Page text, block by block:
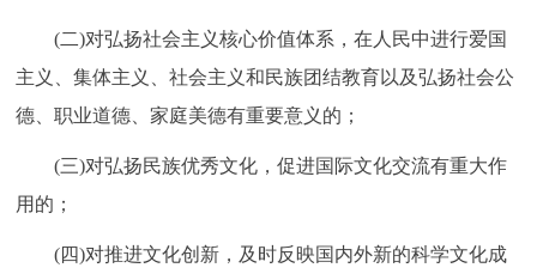
(二)对弘扬社会主义核心价值体系，在人民中进行爱国
主义、集体主义、社会主义和民族团结教育以及弘扬社会公
德、职业道德、家庭美德有重要意义的；
(三)对弘扬民族优秀文化，促进国际文化交流有重大作
用的；
(四)对推进文化创新，及时反映国内外新的科学文化成